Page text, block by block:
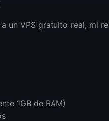
un VPS gratuito real, mi
1GB de RAM)